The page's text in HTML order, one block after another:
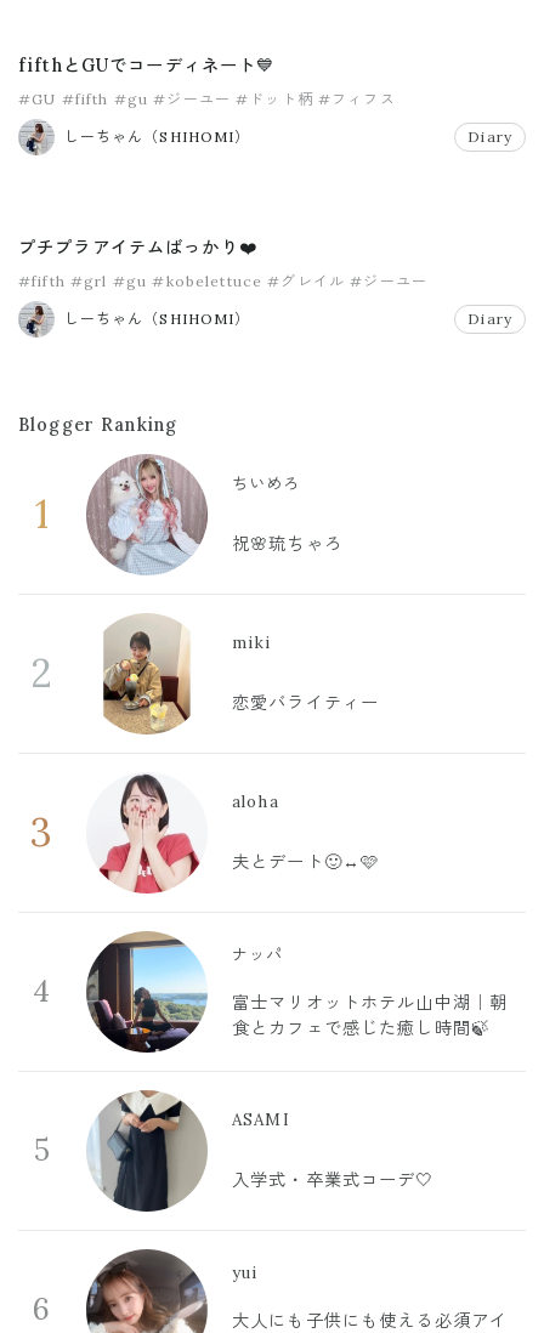
fifthとGUでコーディネート💙
#GU #fifth #gu #ジーユー #ドット柄 #フィフス
しーちゃん（SHIHOMI） Diary
プチプラアイテムばっかり❤️
#fifth #grl #gu #kobelettuce #グレイル #ジーユー
しーちゃん（SHIHOMI） Diary
Blogger Ranking
1
ちいめろ
祝🌸琉ちゃろ
2
miki
恋愛バライティー
3
aloha
夫とデート🙂‍↔️🩷
4
ナッパ
富士マリオットホテル山中湖｜朝
食とカフェで感じた癒し時間🍃
5
ASAMI
入学式・卒業式コーデ🤍
6
yui
大人にも子供にも使える必須アイ